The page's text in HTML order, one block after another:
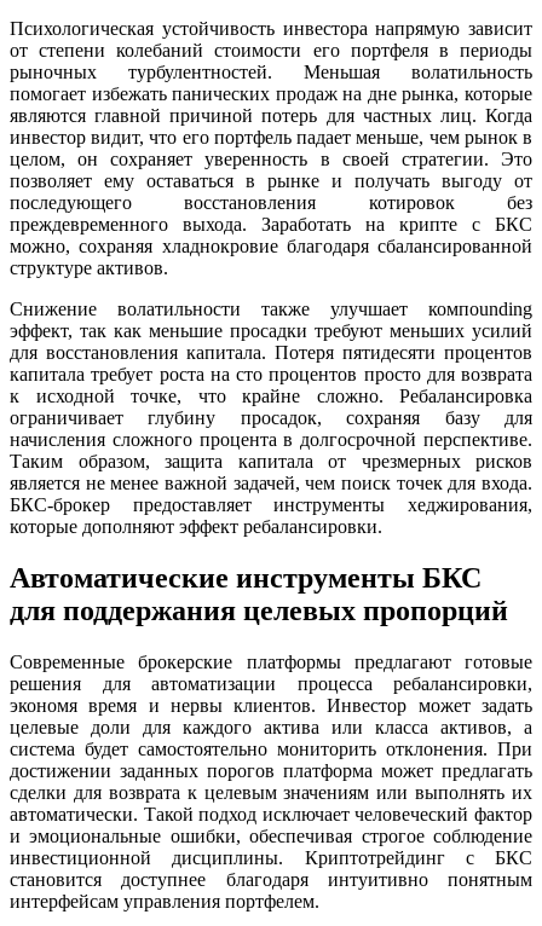
Психологическая устойчивость инвестора напрямую зависит
от степени колебаний стоимости его портфеля в периоды
рыночных турбулентностей. Меньшая волатильность
помогает избежать панических продаж на дне рынка, которые
являются главной причиной потерь для частных лиц. Когда
инвестор видит, что его портфель падает меньше, чем рынок в
целом, он сохраняет уверенность в своей стратегии. Это
позволяет ему оставаться в рынке и получать выгоду от
последующего восстановления котировок без
преждевременного выхода. Заработать на крипте с БКС
можно, сохраняя хладнокровие благодаря сбалансированной
структуре активов.
Снижение волатильности также улучшает компounding
эффект, так как меньшие просадки требуют меньших усилий
для восстановления капитала. Потеря пятидесяти процентов
капитала требует роста на сто процентов просто для возврата
к исходной точке, что крайне сложно. Ребалансировка
ограничивает глубину просадок, сохраняя базу для
начисления сложного процента в долгосрочной перспективе.
Таким образом, защита капитала от чрезмерных рисков
является не менее важной задачей, чем поиск точек для входа.
БКС-брокер предоставляет инструменты хеджирования,
которые дополняют эффект ребалансировки.
Автоматические инструменты БКС
для поддержания целевых пропорций
Современные брокерские платформы предлагают готовые
решения для автоматизации процесса ребалансировки,
экономя время и нервы клиентов. Инвестор может задать
целевые доли для каждого актива или класса активов, а
система будет самостоятельно мониторить отклонения. При
достижении заданных порогов платформа может предлагать
сделки для возврата к целевым значениям или выполнять их
автоматически. Такой подход исключает человеческий фактор
и эмоциональные ошибки, обеспечивая строгое соблюдение
инвестиционной дисциплины. Криптотрейдинг с БКС
становится доступнее благодаря интуитивно понятным
интерфейсам управления портфелем.